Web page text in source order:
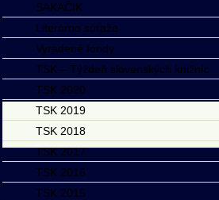
SAKAČIK
Literárne súťaže
Vyradené fondy
TSK – Týždeň slovenských knižníc
TSK 2020
TSK 2019
TSK 2018
TSK 2017
TSK 2016
TSK 2015